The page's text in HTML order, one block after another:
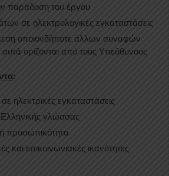
παράδοση του έργου
σε ηλεκτρολογικές εγκαταστάσεις
οποιονδήποτε άλλων συναφών
ορίζονται από τους Υπεύθυνους
:
ηλεκτρικές εγκαταστάσεις
γλώσσας
προσωπικότητα
και επικοινωνιακές ικανότητες